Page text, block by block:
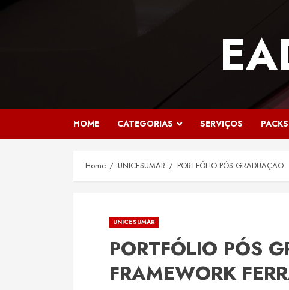
HOME CATEGORIAS SERVIÇOS PACKS
Home UNICESUMAR PORTFÓLIO PÓS
UNICESUMAR
PORTFÓLIO PÓS
FRAMEWORK